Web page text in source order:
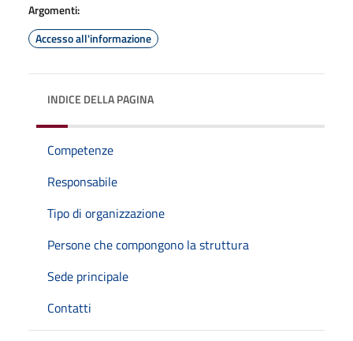
Argomenti:
Accesso all'informazione
INDICE DELLA PAGINA
Competenze
Responsabile
Tipo di organizzazione
Persone che compongono la struttura
Sede principale
Contatti